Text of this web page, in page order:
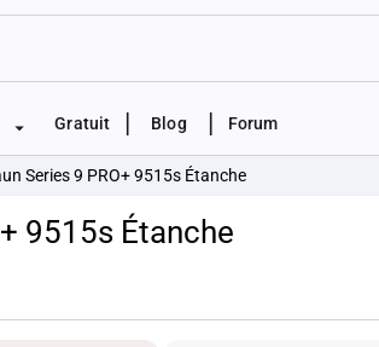
Gratuit Blog Forum
Series 9 PRO+ 9515s Étanche
9515s Étanche